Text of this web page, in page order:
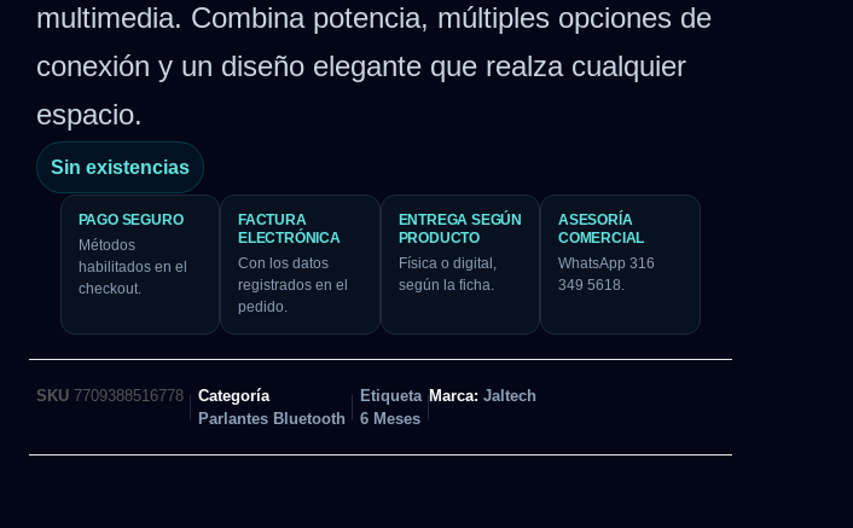
multimedia. Combina potencia, múltiples opciones de
conexión y un diseño elegante que realza cualquier
espacio.
Sin existencias
PAGO SEGURO
Métodos
habilitados en el
checkout.
FACTURA
ELECTRÓNICA
Con los datos
registrados en el
pedido.
ENTREGA SEGÚN
PRODUCTO
Física o digital,
según la ficha.
ASESORÍA
COMERCIAL
WhatsApp 316
349 5618.
SKU 7709388516778
Categoría
Parlantes Bluetooth
Etiqueta
6 Meses
Marca: Jaltech